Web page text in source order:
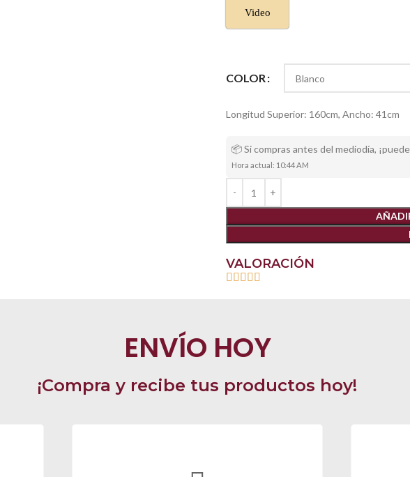
Video
COLOR
Longitud Superior: 160cm, Ancho: 41cm
📦 Si compras antes del mediodía,
Hora actual: 10:44 AM
VALORACIÓN
ENVÍO HOY
¡Compra y recibe tus productos hoy!